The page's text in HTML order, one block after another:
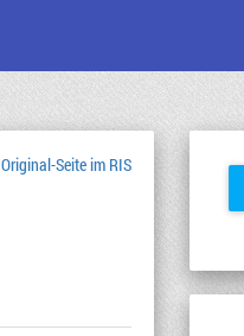
Original-Seite im RIS